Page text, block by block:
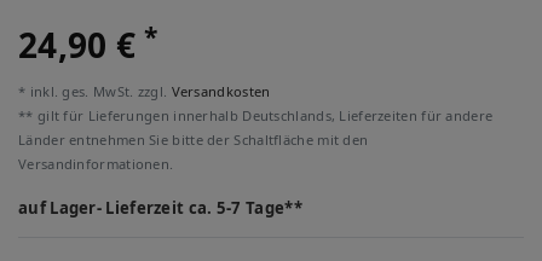
24,90 €*
* inkl. ges. MwSt. zzgl. Versandkosten
** gilt für Lieferungen innerhalb Deutschlands, Lieferzeiten für andere
Länder entnehmen Sie bitte der Schaltfläche mit den
Versandinformationen.
auf Lager- Lieferzeit ca. 5-7 Tage**